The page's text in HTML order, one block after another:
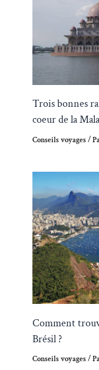
Trois bonnes
coeur de la
Conseils voyages/
Comment
Brésil ?
Conseils voyages/